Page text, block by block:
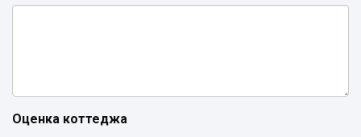
Оценка коттеджа